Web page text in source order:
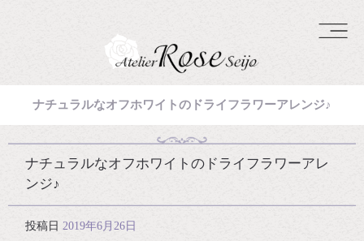
ナチュラルなオフホワイトのドライフラワーアレンジ♪
ナチュラルなオフホワイトのドライフラワーアレ
ンジ♪
投稿日 2019年6月26日